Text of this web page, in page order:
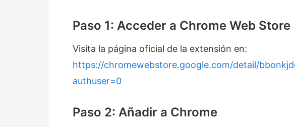
Paso 1: Acceder a Chrome Web Store
Visita la página oficial de la extensión en:
https://chromewebstore.google.com/detail/
authuser=0
Paso 2: Añadir a Chrome